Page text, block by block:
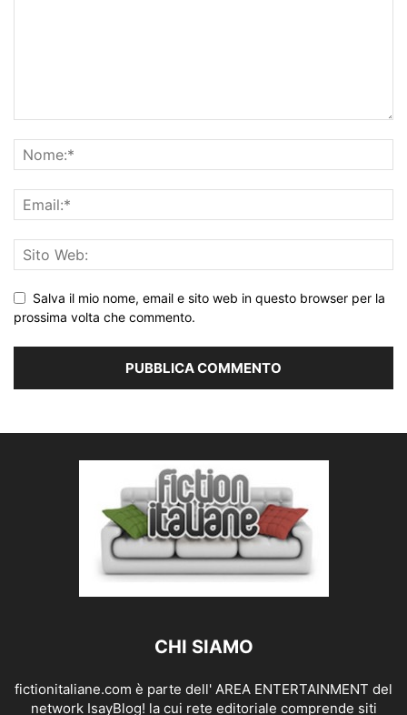
Salva il mio nome, email e sito web in questo browser per la
prossima volta che commento.
CHI SIAMO
fictionitaliane.com è parte dell' AREA ENTERTAINMENT del
network IsayBlog! la cui rete editoriale comprende siti